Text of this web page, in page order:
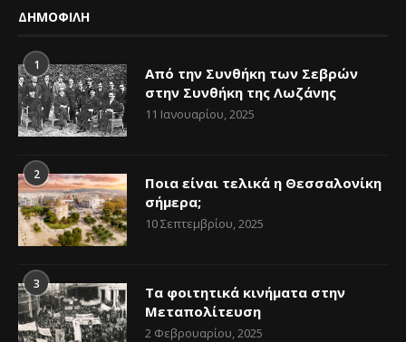
ΔΗΜΟΦΙΛΗ
1
Από την Συνθήκη των Σεβρών
στην Συνθήκη της Λωζάνης
11 Ιανουαρίου, 2025
2
Ποια είναι τελικά η Θεσσαλονίκη
σήμερα;
10 Σεπτεμβρίου, 2025
3
Τα φοιτητικά κινήματα στην
Μεταπολίτευση
2 Φεβρουαρίου, 2025